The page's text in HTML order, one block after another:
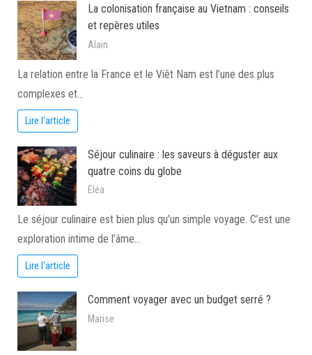
La colonisation française au Vietnam : conseils
et repères utiles
Alain
La relation entre la France et le Viêt Nam est l’une des plus
complexes et…
Lire l'article
Séjour culinaire : les saveurs à déguster aux
quatre coins du globe
Eléa
Le séjour culinaire est bien plus qu’un simple voyage. C’est une
exploration intime de l’âme…
Lire l'article
Comment voyager avec un budget serré ?
Marise